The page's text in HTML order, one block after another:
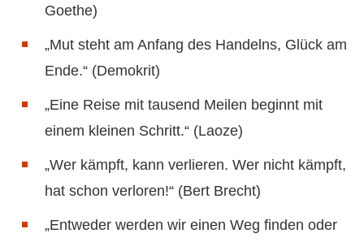
Goethe)
„Mut steht am Anfang des Handelns, Glück am
Ende.“ (Demokrit)
„Eine Reise mit tausend Meilen beginnt mit
einem kleinen Schritt.“ (Laoze)
„Wer kämpft, kann verlieren. Wer nicht kämpft,
hat schon verloren!“ (Bert Brecht)
„Entweder werden wir einen Weg finden oder